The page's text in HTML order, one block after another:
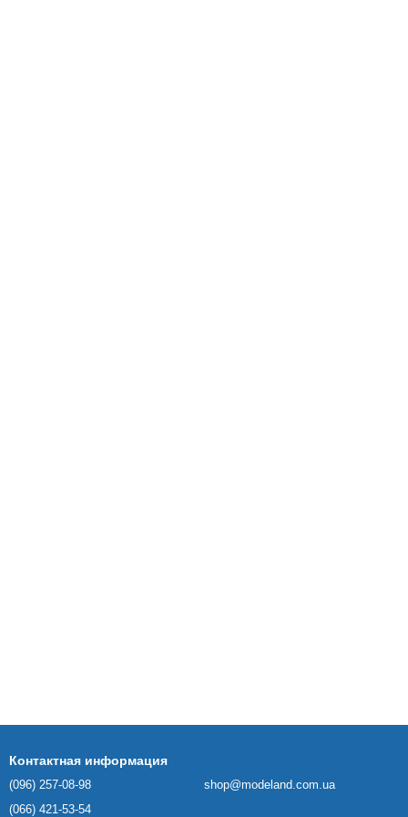
Контактная информация
(096) 257-08-98
(066) 421-53-54
shop@modeland.com.ua